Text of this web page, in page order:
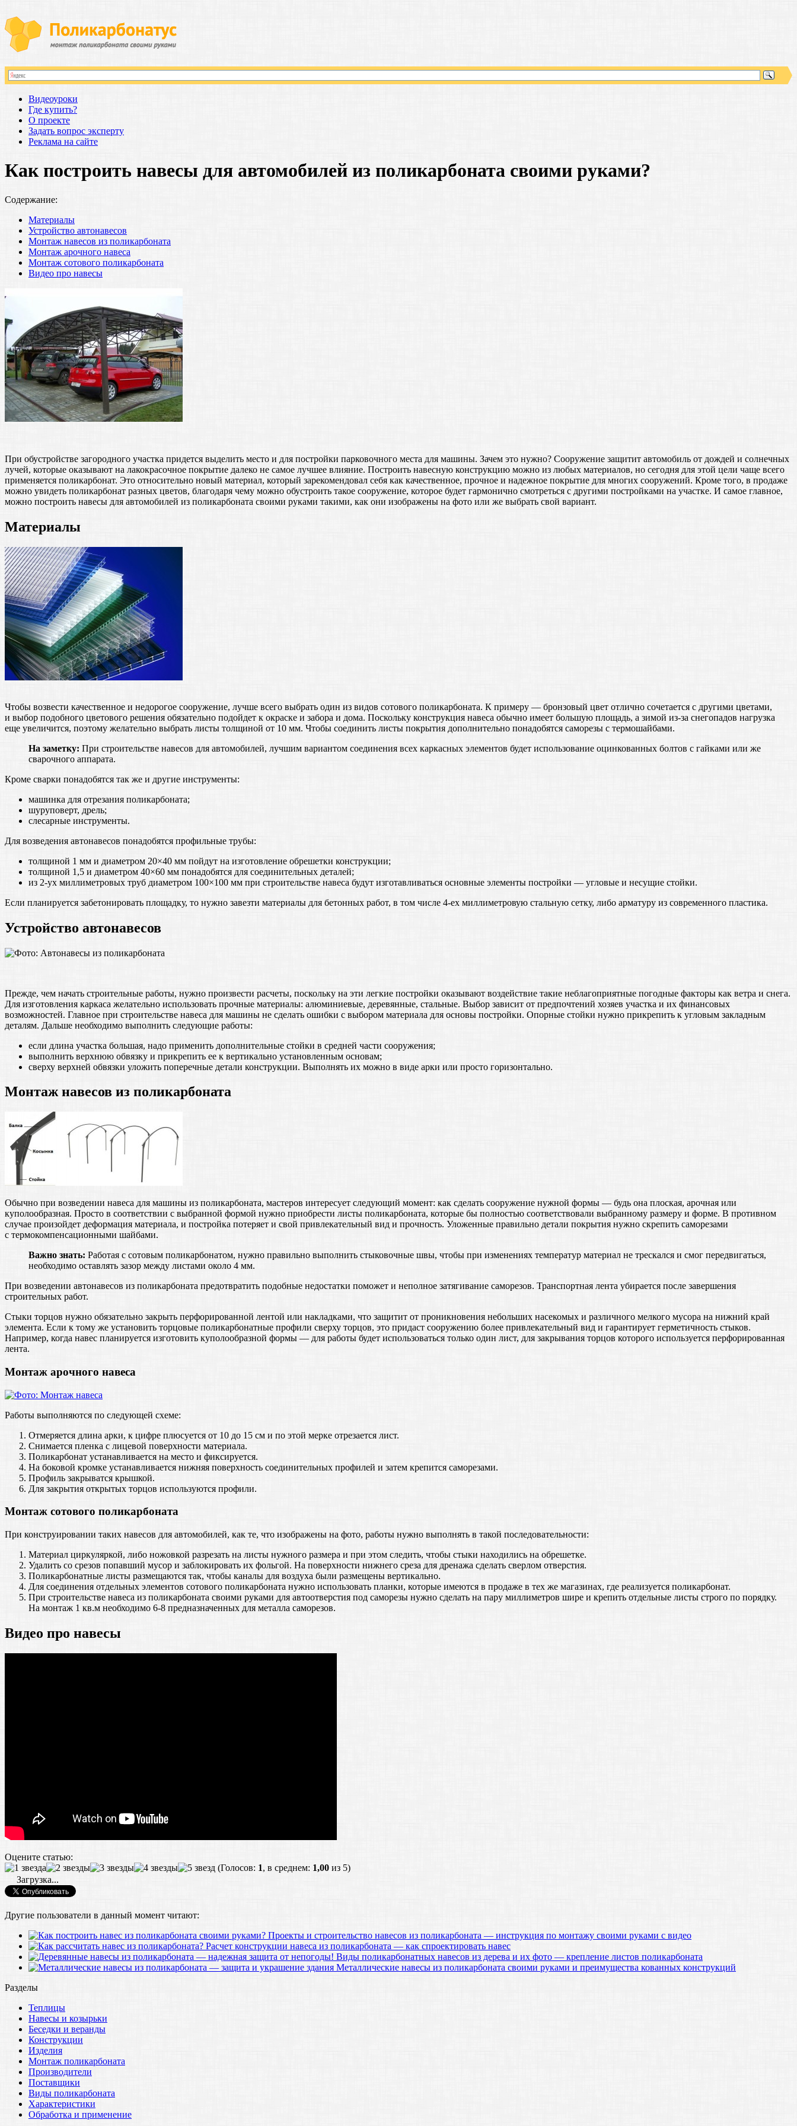
Видеоуроки
Где купить?
О проекте
Задать вопрос эксперту
Реклама на сайте
Как построить навесы для автомобилей из поликарбоната своими руками?
Содержание:
Материалы
Устройство автонавесов
Монтаж навесов из поликарбоната
Монтаж арочного навеса
Монтаж сотового поликарбоната
Видео про навесы
При обустройстве загородного участка придется выделить место и для постройки парковочного места для машины. Зачем это нужно? Сооружение защитит автомобиль от дождей и солнечных
лучей, которые оказывают на лакокрасочное покрытие далеко не самое лучшее влияние. Построить навесную конструкцию можно из любых материалов, но сегодня для этой цели чаще всего
применяется поликарбонат. Это относительно новый материал, который зарекомендовал себя как качественное, прочное и надежное покрытие для многих сооружений. Кроме того, в продаже
можно увидеть поликарбонат разных цветов, благодаря чему можно обустроить такое сооружение, которое будет гармонично смотреться с другими постройками на участке. И самое главное,
можно построить навесы для автомобилей из поликарбоната своими руками такими, как они изображены на фото или же выбрать свой вариант.
Материалы
Чтобы возвести качественное и недорогое сооружение, лучше всего выбрать один из видов сотового поликарбоната. К примеру — бронзовый цвет отлично сочетается с другими цветами,
и выбор подобного цветового решения обязательно подойдет к окраске и забора и дома. Поскольку конструкция навеса обычно имеет большую площадь, а зимой из-за снегопадов нагрузка
еще увеличится, поэтому желательно выбрать листы толщиной от 10 мм. Чтобы соединить листы покрытия дополнительно понадобятся саморезы с термошайбами.
На заметку: При строительстве навесов для автомобилей, лучшим вариантом соединения всех каркасных элементов будет использование оцинкованных болтов с гайками или же
сварочного аппарата.
Кроме сварки понадобятся так же и другие инструменты:
машинка для отрезания поликарбоната;
шуруповерт, дрель;
слесарные инструменты.
Для возведения автонавесов понадобятся профильные трубы:
толщиной 1 мм и диаметром 20×40 мм пойдут на изготовление обрешетки конструкции;
толщиной 1,5 и диаметром 40×60 мм понадобятся для соединительных деталей;
из 2-ух миллиметровых труб диаметром 100×100 мм при строительстве навеса будут изготавливаться основные элементы постройки — угловые и несущие стойки.
Если планируется забетонировать площадку, то нужно завезти материалы для бетонных работ, в том числе 4-ех миллиметровую стальную сетку, либо арматуру из современного пластика.
Устройство автонавесов
Прежде, чем начать строительные работы, нужно произвести расчеты, поскольку на эти легкие постройки оказывают воздействие такие неблагоприятные погодные факторы как ветра и снега.
Для изготовления каркаса желательно использовать прочные материалы: алюминиевые, деревянные, стальные. Выбор зависит от предпочтений хозяев участка и их финансовых
возможностей. Главное при строительстве навеса для машины не сделать ошибки с выбором материала для основы постройки. Опорные стойки нужно прикрепить к угловым закладным
деталям. Дальше необходимо выполнить следующие работы:
если длина участка большая, надо применить дополнительные стойки в средней части сооружения;
выполнить верхнюю обвязку и прикрепить ее к вертикально установленным основам;
сверху верхней обвязки уложить поперечные детали конструкции. Выполнять их можно в виде арки или просто горизонтально.
Монтаж навесов из поликарбоната
Обычно при возведении навеса для машины из поликарбоната, мастеров интересует следующий момент: как сделать сооружение нужной формы — будь она плоская, арочная или
куполообразная. Просто в соответствии с выбранной формой нужно приобрести листы поликарбоната, которые бы полностью соответствовали выбранному размеру и форме. В противном
случае произойдет деформация материала, и постройка потеряет и свой привлекательный вид и прочность. Уложенные правильно детали покрытия нужно скрепить саморезами
с термокомпенсационными шайбами.
Важно знать: Работая с сотовым поликарбонатом, нужно правильно выполнить стыковочные швы, чтобы при изменениях температур материал не трескался и смог передвигаться,
необходимо оставлять зазор между листами около 4 мм.
При возведении автонавесов из поликарбоната предотвратить подобные недостатки поможет и неполное затягивание саморезов. Транспортная лента убирается после завершения
строительных работ.
Стыки торцов нужно обязательно закрыть перфорированной лентой или накладками, что защитит от проникновения небольших насекомых и различного мелкого мусора на нижний край
элемента. Если к тому же установить торцовые поликарбонатные профили сверху торцов, это придаст сооружению более привлекательный вид и гарантирует герметичность стыков.
Например, когда навес планируется изготовить куполообразной формы — для работы будет использоваться только один лист, для закрывания торцов которого используется перфорированная
лента.
Монтаж арочного навеса
Работы выполняются по следующей схеме:
Отмеряется длина арки, к цифре плюсуется от 10 до 15 см и по этой мерке отрезается лист.
Снимается пленка с лицевой поверхности материала.
Поликарбонат устанавливается на место и фиксируется.
На боковой кромке устанавливается нижняя поверхность соединительных профилей и затем крепится саморезами.
Профиль закрыватся крышкой.
Для закрытия открытых торцов используются профили.
Монтаж сотового поликарбоната
При конструировании таких навесов для автомобилей, как те, что изображены на фото, работы нужно выполнять в такой последовательности:
Материал циркуляркой, либо ножовкой разрезать на листы нужного размера и при этом следить, чтобы стыки находились на обрешетке.
Удалить со срезов попавший мусор и заблокировать их фольгой. На поверхности нижнего среза для дренажа сделать сверлом отверстия.
Поликарбонатные листы размещаются так, чтобы каналы для воздуха были размещены вертикально.
Для соединения отдельных элементов сотового поликарбоната нужно использовать планки, которые имеются в продаже в тех же магазинах, где реализуется поликарбонат.
При строительстве навеса из поликарбоната своими руками для автоотверстия под саморезы нужно сделать на пару миллиметров шире и крепить отдельные листы строго по порядку.
На монтаж 1 кв.м необходимо 6-8 предназначенных для металла саморезов.
Видео про навесы
Оцените статью:
(Голосов: 1, в среднем: 1,00 из 5)
Загрузка...
Другие пользователи в данный момент читают:
Проекты и строительство навесов из поликарбоната — инструкция по монтажу своими руками с видео
Расчет конструкции навеса из поликарбоната — как спроектировать навес
Виды поликарбонатных навесов из дерева и их фото — крепление листов поликарбоната
Металлические навесы из поликарбоната своими руками и преимущества кованных конструкций
Разделы
Теплицы
Навесы и козырьки
Беседки и веранды
Конструкции
Изделия
Монтаж поликарбоната
Производители
Поставщики
Виды поликарбоната
Характеристики
Обработка и применение